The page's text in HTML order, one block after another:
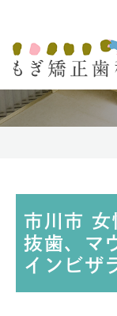
市川市
抜歯、マ
インビザ